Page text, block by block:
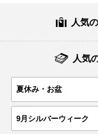
人気
人気
夏休み・お盆
9月シルバーウィーク